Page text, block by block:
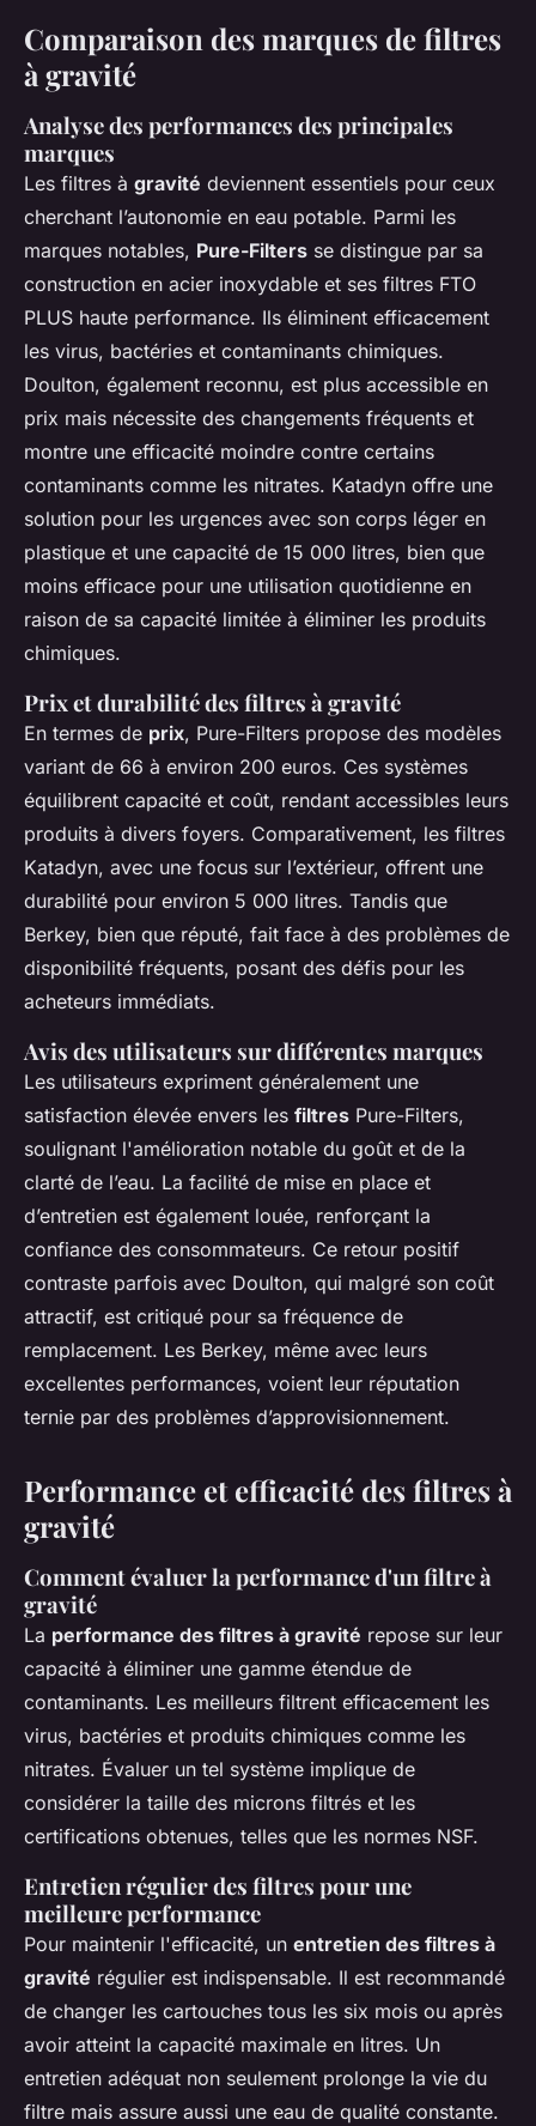
Comparaison des marques de filtres
à gravité
Analyse des performances des principales
marques
Les filtres à gravité deviennent essentiels pour ceux
cherchant l’autonomie en eau potable. Parmi les
marques notables, Pure-Filters se distingue par sa
construction en acier inoxydable et ses filtres FTO
PLUS haute performance. Ils éliminent efficacement
les virus, bactéries et contaminants chimiques.
Doulton, également reconnu, est plus accessible en
prix mais nécessite des changements fréquents et
montre une efficacité moindre contre certains
contaminants comme les nitrates. Katadyn offre une
solution pour les urgences avec son corps léger en
plastique et une capacité de 15 000 litres, bien que
moins efficace pour une utilisation quotidienne en
raison de sa capacité limitée à éliminer les produits
chimiques.
Prix et durabilité des filtres à gravité
En termes de prix, Pure-Filters propose des modèles
variant de 66 à environ 200 euros. Ces systèmes
équilibrent capacité et coût, rendant accessibles leurs
produits à divers foyers. Comparativement, les filtres
Katadyn, avec une focus sur l’extérieur, offrent une
durabilité pour environ 5 000 litres. Tandis que
Berkey, bien que réputé, fait face à des problèmes de
disponibilité fréquents, posant des défis pour les
acheteurs immédiats.
Avis des utilisateurs sur différentes marques
Les utilisateurs expriment généralement une
satisfaction élevée envers les filtres Pure-Filters,
soulignant l'amélioration notable du goût et de la
clarté de l’eau. La facilité de mise en place et
d’entretien est également louée, renforçant la
confiance des consommateurs. Ce retour positif
contraste parfois avec Doulton, qui malgré son coût
attractif, est critiqué pour sa fréquence de
remplacement. Les Berkey, même avec leurs
excellentes performances, voient leur réputation
ternie par des problèmes d’approvisionnement.
Performance et efficacité des filtres à
gravité
Comment évaluer la performance d'un filtre à
gravité
La performance des filtres à gravité repose sur leur
capacité à éliminer une gamme étendue de
contaminants. Les meilleurs filtrent efficacement les
virus, bactéries et produits chimiques comme les
nitrates. Évaluer un tel système implique de
considérer la taille des microns filtrés et les
certifications obtenues, telles que les normes NSF.
Entretien régulier des filtres pour une
meilleure performance
Pour maintenir l'efficacité, un entretien des filtres à
gravité régulier est indispensable. Il est recommandé
de changer les cartouches tous les six mois ou après
avoir atteint la capacité maximale en litres. Un
entretien adéquat non seulement prolonge la vie du
filtre mais assure aussi une eau de qualité constante.